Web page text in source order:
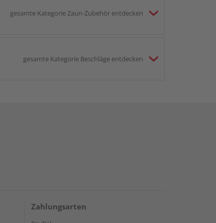
gesamte Kategorie Zaun-Zubehör entdecken
gesamte Kategorie Beschläge entdecken
Zahlungsarten